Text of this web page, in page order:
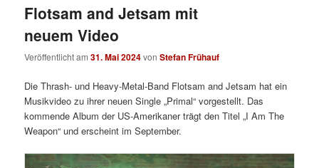
Flotsam and Jetsam mit
neuem Video
Veröffentlicht am31. Mai 2024vonStefan Frühauf
Die Thrash- und Heavy-Metal-Band Flotsam and Jetsam hat ein
Musikvideo zu ihrer neuen Single „Primal“ vorgestellt. Das
kommende Album der US-Amerikaner trägt den Titel „I Am The
Weapon“ und erscheint im September.